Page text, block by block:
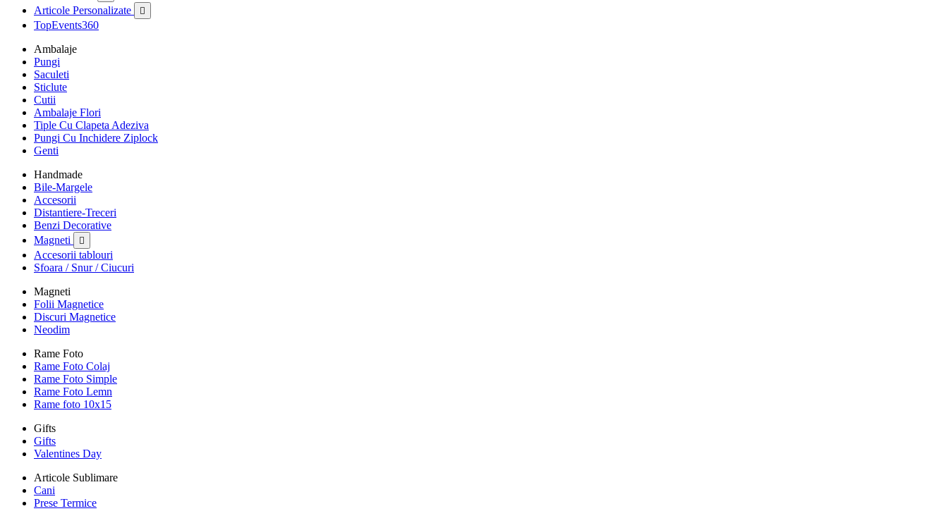
Articole Personalizate 
TopEvents360
Ambalaje
Pungi
Saculeti
Sticlute
Cutii
Ambalaje Flori
Tiple Cu Clapeta Adeziva
Pungi Cu Inchidere Ziplock
Genti
Handmade
Bile-Margele
Accesorii
Distantiere-Treceri
Benzi Decorative
Magneti

Accesorii tablouri
Sfoara / Snur / Ciucuri
Magneti
Folii Magnetice
Discuri Magnetice
Neodim
Rame Foto
Rame Foto Colaj
Rame Foto Simple
Rame Foto Lemn
Rame foto 10x15
Gifts
Gifts
Valentines Day
Articole Sublimare
Cani
Prese Termice